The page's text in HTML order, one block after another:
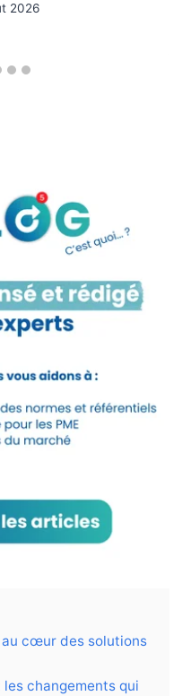
2026
cœur des solutions
changements qui